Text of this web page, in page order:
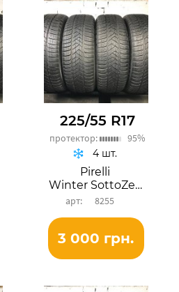
225/55 R17
протектор: 95%
Pirelli
Winter SottoZero 3
8255
4 шт.
3 000 грн.